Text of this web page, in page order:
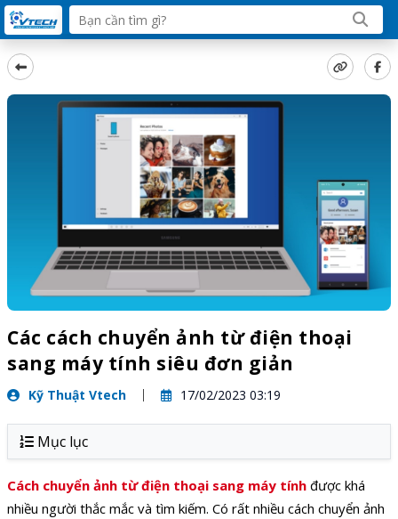
Các cách chuyển ảnh từ điện thoại
sang máy tính siêu đơn giản
Kỹ Thuật Vtech 17/02/2023 03:19
Mục lục
Cách chuyển ảnh từ điện thoại sang máy tính được khá
nhiều người thắc mắc và tìm kiếm. Có rất nhiều cách chuyển ảnh